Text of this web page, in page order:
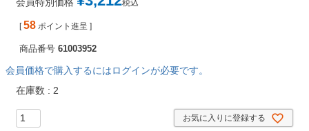
会員特別価格 税込
[ 58 ポイント進呈 ]
商品番号 61003952
会員価格で購入するにはログインが必要です。
在庫数
2
お気に入りに登録する